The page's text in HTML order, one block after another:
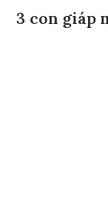
3 con giáp